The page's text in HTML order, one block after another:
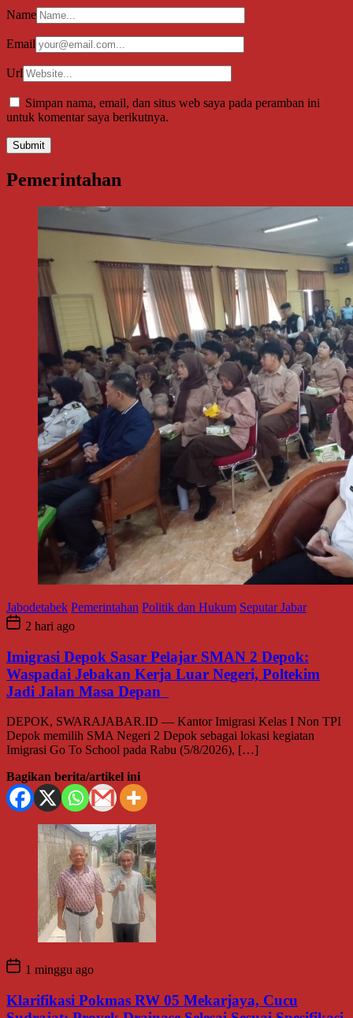
Name
Email
Url
Simpan nama, email, dan situs web saya pada peramban ini
untuk komentar saya berikutnya.
Pemerintahan
Jabodetabek Pemerintahan Politik dan Hukum Seputar Jabar
2 hari ago
Imigrasi Depok Sasar Pelajar SMAN 2 Depok:
Waspadai Jebakan Kerja Luar Negeri, Poltekim
Jadi Jalan Masa Depan
DEPOK, SWARAJABAR.ID — Kantor Imigrasi Kelas I Non TPI
Depok memilih SMA Negeri 2 Depok sebagai lokasi kegiatan
Imigrasi Go To School pada Rabu (5/8/2026), […]
Bagikan berita/artikel ini
1 minggu ago
Klarifikasi Pokmas RW 05 Mekarjaya, Cucu